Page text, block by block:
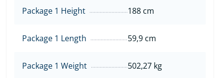
Package 1 Height 188 cm
Package 1 Length 59,9 cm
Package 1 Weight 502,27 kg